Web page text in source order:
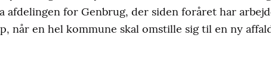
afdelingen for Genbrug, der siden foråret har
når en hel kommune skal omstille sig til en ny